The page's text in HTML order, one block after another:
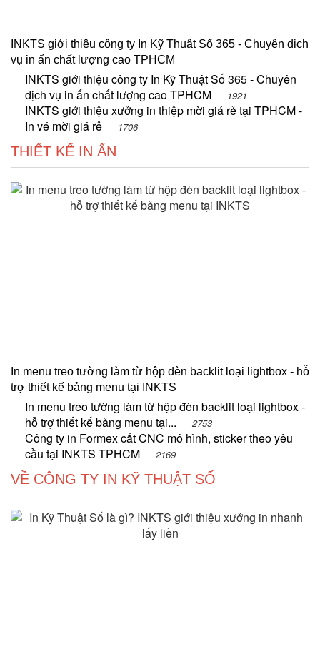
INKTS giới thiệu công ty In Kỹ Thuật Số 365 - Chuyên dịch
vụ in ấn chất lượng cao TPHCM
INKTS giới thiệu công ty In Kỹ Thuật Số 365 - Chuyên
dịch vụ in ấn chất lượng cao TPHCM
1921
INKTS giới thiệu xưởng in thiệp mời giá rẻ tại TPHCM -
In vé mời giá rẻ
1706
THIẾT KẾ IN ẤN
In menu treo tường làm từ hộp đèn backlit loại lightbox - hỗ
trợ thiết kế bảng menu tại INKTS
In menu treo tường làm từ hộp đèn backlit loại lightbox -
hỗ trợ thiết kế bảng menu tại...
2753
Công ty in Formex cắt CNC mô hình, sticker theo yêu
cầu tại INKTS TPHCM
2169
VỀ CÔNG TY IN KỸ THUẬT SỐ